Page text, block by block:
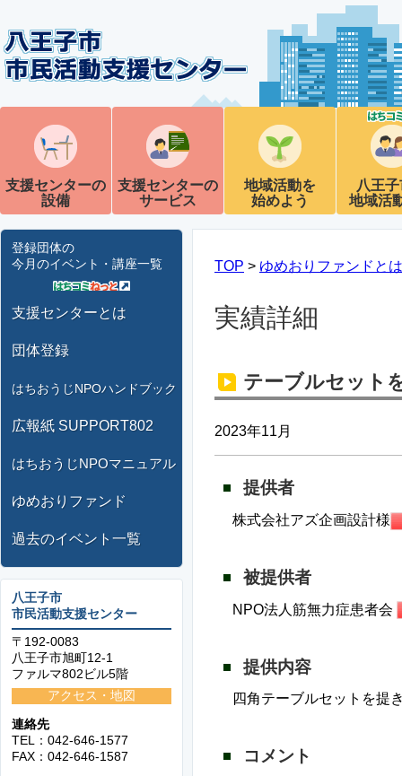
支援センターの
設備
支援センターの
サービス
地域活動を
始めよう
八王
地域活
登録団体の
今月のイベント・講座一覧
支援センターとは
団体登録
はちおうじNPOハンドブック
広報紙 SUPPORT802
はちおうじNPOマニュアル
ゆめおりファンド
過去のイベント一覧
八王子市
市民活動支援センター
〒192-0083
八王子市旭町12-1
ファルマ802ビル5階
アクセス・地図
連絡先
TEL：042-646-1577
FAX：042-646-1587
TOP > ゆめおりファンドとは
実績詳細
テーブルセット
2023年11月
提供者
株式会社アズ企画設計様
被提供者
NPO法人筋無力症患者会
提供内容
四角テーブルセットを提
コメント